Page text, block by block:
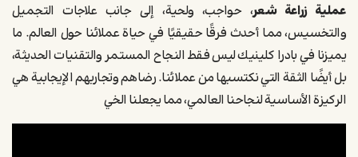
عملية زراعة شعر، حواجب، ولحية، إلى جانبعلاجات التجميل
والتخسيس، مما أحدث فرقًا حقيقيًا في حياة عملائنا حول العالم. ما
يميزنا فيبادرا كلينيكليس فقط النجاح المستمر والتقنيات الحديثة،
بل أيضًا الثقة التي نكتسبها من عملائنا. رضاهم وتجاربهم الإيجابية هي
الركيزة الأساسية لنجاحنا العالمي، مما يجعلنا الخي